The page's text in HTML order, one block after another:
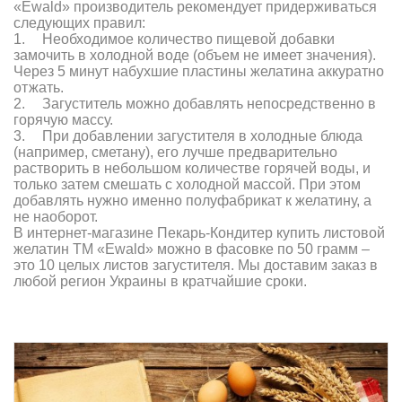
«Ewald» производитель рекомендует придерживаться
следующих правил:
1.
Необходимое количество пищевой добавки
замочить в холодной воде (объем не имеет значения).
Через 5 минут набухшие пластины желатина аккуратно
отжать.
2.
Загуститель можно добавлять непосредственно в
горячую массу.
3.
При добавлении загустителя в холодные блюда
(например, сметану), его лучше предварительно
растворить в небольшом количестве горячей воды, и
только затем смешать с холодной массой. При этом
добавлять нужно именно полуфабрикат к желатину, а
не наоборот.
В интернет-магазине Пекарь-Кондитер купить листовой
желатин ТМ «Ewald» можно в фасовке по 50 грамм –
это 10 целых листов загустителя. Мы доставим заказ в
любой регион Украины в кратчайшие сроки.